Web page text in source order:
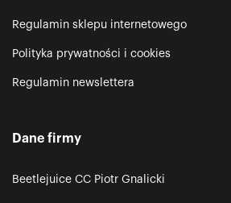
Regulamin sklepu internetowego
Polityka prywatności i cookies
Regulamin newslettera
Dane firmy
Beetlejuice CC Piotr Gnalicki